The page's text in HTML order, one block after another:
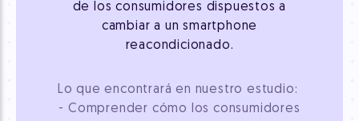
de los consumidores dispuestos a
cambiar a un smartphone
reacondicionado.
Lo que encontrará en nuestro estudio:
- Comprender cómo los consumidores